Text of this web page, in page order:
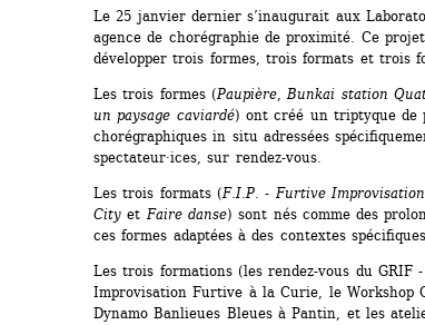
Le 25 janvier dernier s’inaugurait aux
agence de chorégraphie de proximité. Ce
développer trois formes, trois formats et trois
Les trois formes (Paupière, Bunkai station
un paysage caviardé) ont créé un triptyque de
chorégraphiques in situ adressées
spectateur·ices, sur rendez-vous.
Les trois formats (F.I.P. - Furtive
City et Faire danse) sont nés comme des
ces formes adaptées à des contextes
Les trois formations (les rendez-vous du GRIF
Improvisation Furtive à la Curie, le Workshop
Dynamo Banlieues Bleues à Pantin, et les